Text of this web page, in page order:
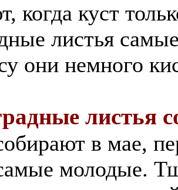
когда куст
листья
они немного
листья
в мае,
молодые.